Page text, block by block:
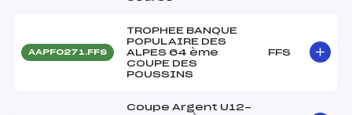
AAPF0271.FFS
TROPHEE BANQUE
POPULAIRE DES
ALPES 64 ème
COUPE DES
POUSSINS
FFS
Coupe Argent U12-